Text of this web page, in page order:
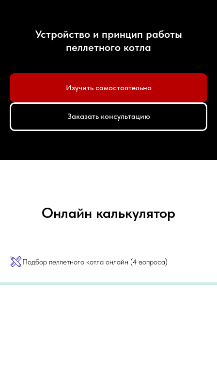
Устройство и принцип работы
пеллетного котла
Изучить самостоятельно
Заказать консультацию
Онлайн калькулятор
Подбор пеллетного котла онлайн (4 вопроса)